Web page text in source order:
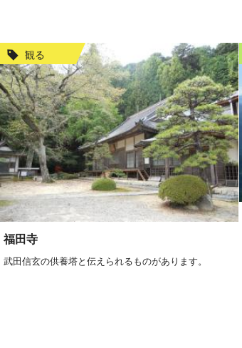
観る
福田寺
武田信玄の供養塔と伝えられるものがあります。